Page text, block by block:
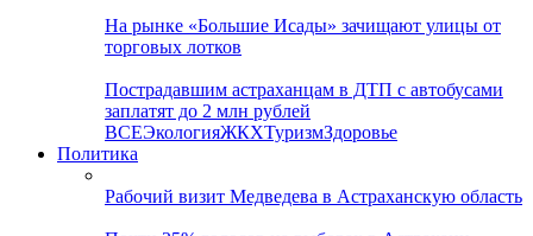
На рынке «Большие Исады» зачищают улицы от
торговых лотков
Пострадавшим астраханцам в ДТП с автобусами
заплатят до 2 млн рублей
ВСЕЭкологияЖКХТуризмЗдоровье
Политика
Рабочий визит Медведева в Астраханскую область